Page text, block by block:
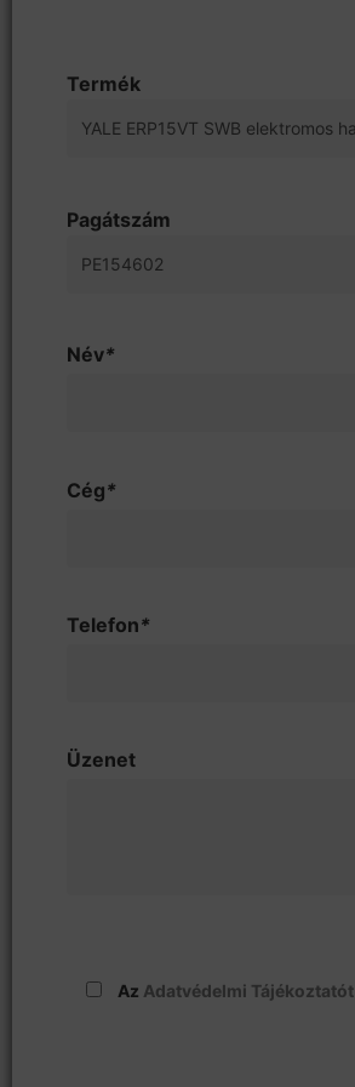
Termék
Pagátszám
Név*
Cég*
Telefon*
Üzenet
Az Adatvédelmi Tájékoztatót